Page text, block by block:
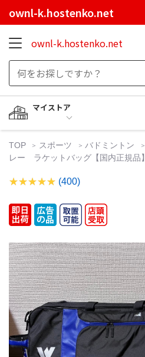
ownl-k.hostenko.net
ownl-k.hostenko.net
マイストア
TOP スポーツ バドミントン
レー ラケットバッグ【国内正規品】
(400)